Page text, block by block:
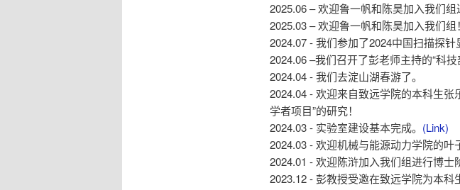
2025.06 – 欢迎鲁一帆和陈昊加入我们组
2025.03 – 欢迎鲁一帆和陈昊加入我们组！
2024.07 - 我们参加了2024中国扫描探针
2024.06 –我们召开了彭老师主持的“科
2024.04 - 我们去淀山湖春游了。
2024.04 - 欢迎来自致远学院的本科生
学者项目”的研究！
2024.03 - 实验室建设基本完成。 (Link)
2024.03 - 欢迎机械与能源动力学院的叶
2024.01 - 欢迎陈浒加入我们组进行博士
2023.12 - 彭教授受邀在致远学院为本科